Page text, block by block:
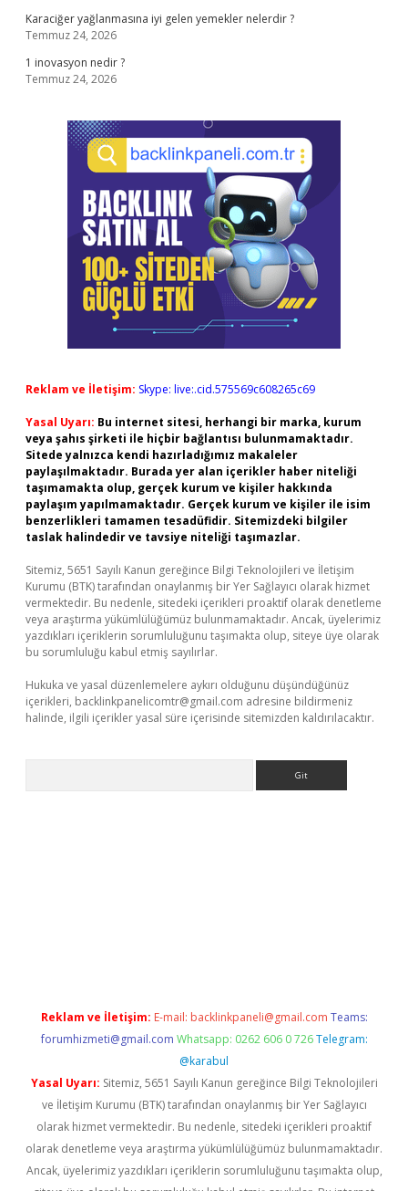
Karaciğer yağlanmasına iyi gelen yemekler nelerdir ?
Temmuz 24, 2026
1 inovasyon nedir ?
Temmuz 24, 2026
Reklam ve İletişim: Skype: live:.cid.575569c608265c69
Yasal Uyarı: Bu internet sitesi, herhangi bir marka, kurum
veya şahıs şirketi ile hiçbir bağlantısı bulunmamaktadır.
Sitede yalnızca kendi hazırladığımız makaleler
paylaşılmaktadır. Burada yer alan içerikler haber niteliği
taşımamakta olup, gerçek kurum ve kişiler hakkında
paylaşım yapılmamaktadır. Gerçek kurum ve kişiler ile isim
benzerlikleri tamamen tesadüfidir. Sitemizdeki bilgiler
taslak halindedir ve tavsiye niteliği taşımazlar.
Sitemiz, 5651 Sayılı Kanun gereğince Bilgi Teknolojileri ve İletişim
Kurumu (BTK) tarafından onaylanmış bir Yer Sağlayıcı olarak hizmet
vermektedir. Bu nedenle, sitedeki içerikleri proaktif olarak denetleme
veya araştırma yükümlülüğümüz bulunmamaktadır. Ancak, üyelerimiz
yazdıkları içeriklerin sorumluluğunu taşımakta olup, siteye üye olarak
bu sorumluluğu kabul etmiş sayılırlar.
Hukuka ve yasal düzenlemelere aykırı olduğunu düşündüğünüz
içerikleri, backlinkpanelicomtr@gmail.com adresine bildirmeniz
halinde, ilgili içerikler yasal süre içerisinde sitemizden kaldırılacaktır.
Reklam ve İletişim: E-mail: backlinkpaneli@gmail.com Teams:
forumhizmeti@gmail.com Whatsapp: 0262 606 0 726 Telegram:
@karabul
Yasal Uyarı: Sitemiz, 5651 Sayılı Kanun gereğince Bilgi Teknolojileri
ve İletişim Kurumu (BTK) tarafından onaylanmış bir Yer Sağlayıcı
olarak hizmet vermektedir. Bu nedenle, sitedeki içerikleri proaktif
olarak denetleme veya araştırma yükümlülüğümüz bulunmamaktadır.
Ancak, üyelerimiz yazdıkları içeriklerin sorumluluğunu taşımakta olup,